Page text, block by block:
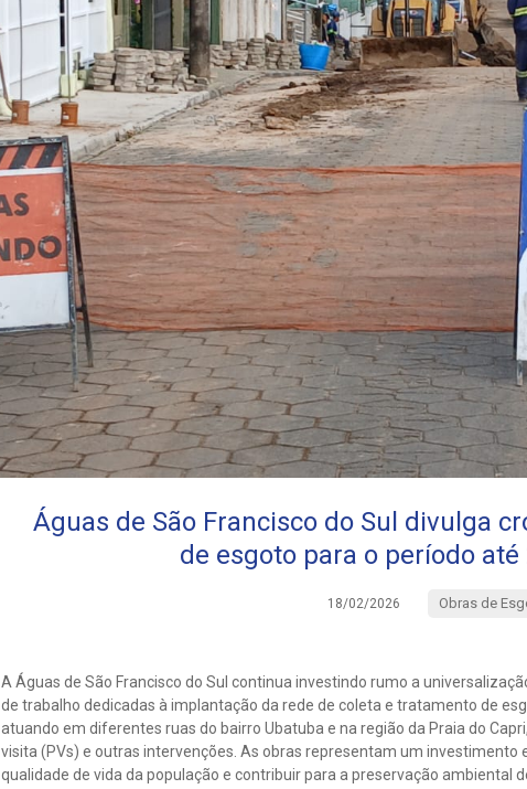
Águas de São Francisco do Sul divulga
de esgoto para o período
18/02/2026 Obras de
A Águas de São Francisco do Sul continua investindo rumo a
de trabalho dedicadas à implantação da rede de coleta e tratamento de
atuando em diferentes ruas do bairro Ubatuba e na região da Praia do
visita (PVs) e outras intervenções. As obras representam um investimento
qualidade de vida da população e contribuir para a preservação ambiental